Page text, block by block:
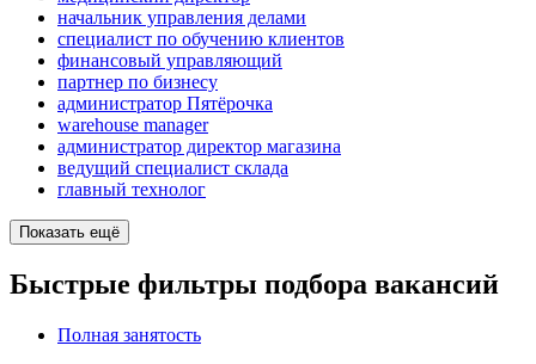
начальник управления делами
специалист по обучению клиентов
финансовый управляющий
партнер по бизнесу
администратор Пятёрочка
warehouse manager
администратор директор магазина
ведущий специалист склада
главный технолог
Показать ещё
Быстрые фильтры подбора вакансий
Полная занятость